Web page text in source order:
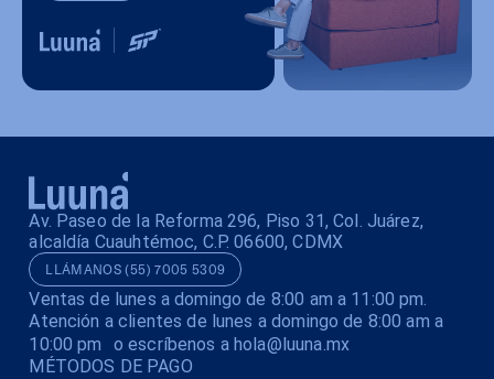
Av. Paseo de la Reforma 296, Piso 31, Col. Juárez,
alcaldía Cuauhtémoc, C.P. 06600, CDMX
LLÁMANOS (55) 7005 5309
Ventas de lunes a domingo de 8:00 am a 11:00 pm.
Atención a clientes de lunes a domingo de 8:00 am a
10:00 pm o escríbenos a hola@luuna.mx
MÉTODOS DE PAGO